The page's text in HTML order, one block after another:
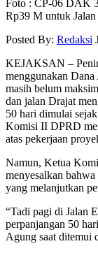
Foto : CP-06 DAK
Rp39 M untuk
Posted By: Redaksi
KEJAKSAN –
menggunakan
masih belum
dan jalan Drajat
50 hari dimulai
Komisi II DPRD
atas pekerjaan
Namun, Ketua
menyesalkan
yang melanjutkan
“Tadi pagi di Jalan
perpanjangan 50
Agung saat ditemui